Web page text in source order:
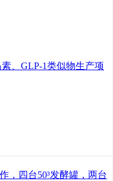
、GLP-1类似物生产项
，四台50³发酵罐，两台